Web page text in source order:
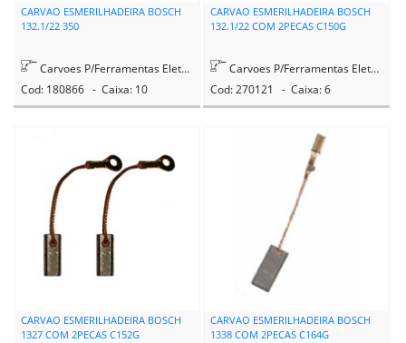
CARVAO ESMERILHADEIRA BOSCH
132.1/22 350
Carvoes P/Ferramentas Eletricas
Cod: 180866 - Caixa: 10
CARVAO ESMERILHADEIRA BOSCH
132.1/22 COM 2PECAS C150G
Carvoes P/Ferramentas Eletricas
Cod: 270121 - Caixa: 6
CARVAO ESMERILHADEIRA BOSCH
1327 COM 2PECAS C152G
CARVAO ESMERILHADEIRA BOSCH
1338 COM 2PECAS C164G